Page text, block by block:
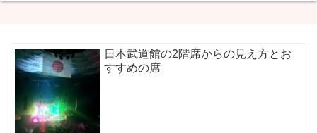
日本武道館の2階席からの見え方とお
すすめの席